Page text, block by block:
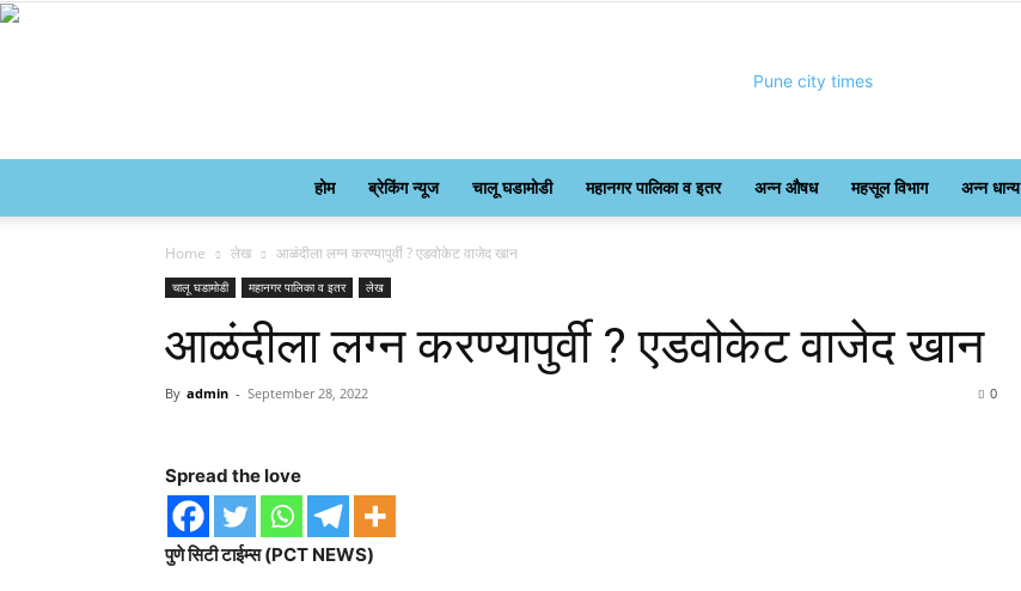
होम ब्रेकिंग न्यूज चालू घडामोडी महानगर पालिका व इतर अन्न औषध महसूल विभाग अन्न धान्य
Home लेख आळंदीला लग्न करण्यापुर्वी ? एडवोकेट वाजेद खान
चालू घडामोडी महानगर पालिका व इतर लेख
आळंदीला लग्न करण्यापुर्वी ? एडवोकेट वाजेद खान
By admin - September 28, 2022 0
Spread the love
पुणे सिटी टाईम्स (PCT NEWS)